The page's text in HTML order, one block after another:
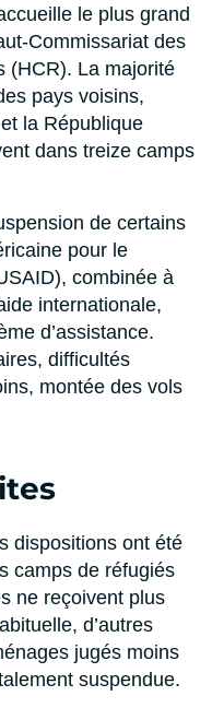
le plus grand
Commissariat des
(HCR). La majorité
pays voisins,
la République
dans treize camps
de certains
pour le
combinée à
internationale,
d’assistance.
difficultés
montée des vols
dispositions ont été
camps de réfugiés
ne reçoivent plus
d’autres
jugés moins
suspendue.